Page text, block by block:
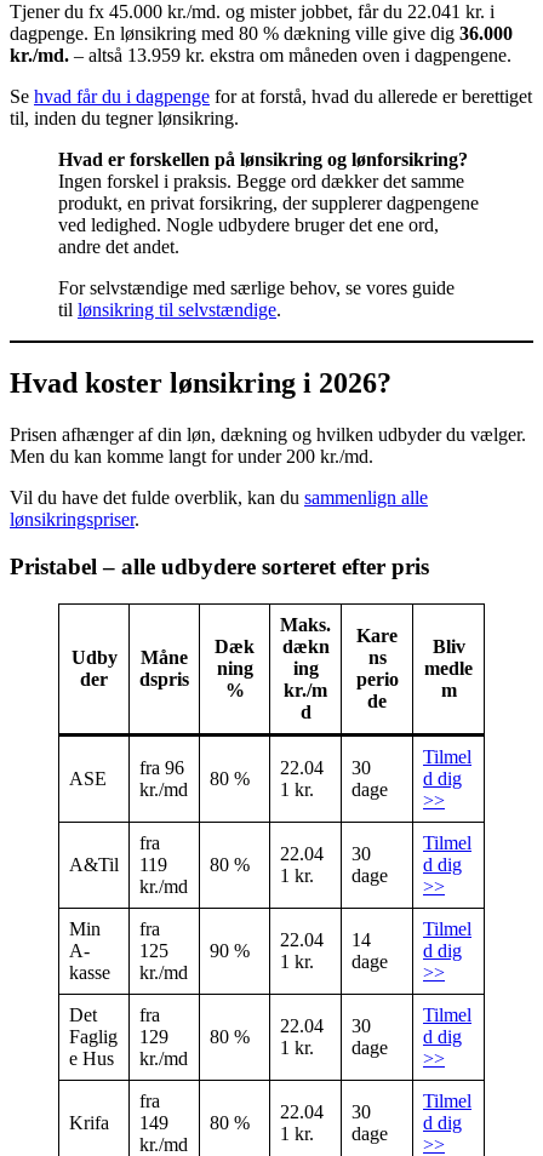
Tjener du fx 45.000 kr./md. og mister jobbet, får du 22.041 kr. i
dagpenge. En lønsikring med 80 % dækning ville give dig 36.000
kr./md. – altså 13.959 kr. ekstra om måneden oven i dagpengene.
Se hvad får du i dagpenge for at forstå, hvad du allerede er berettiget
til, inden du tegner lønsikring.
Hvad er forskellen på lønsikring og lønforsikring?
Ingen forskel i praksis. Begge ord dækker det samme
produkt, en privat forsikring, der supplerer dagpengene
ved ledighed. Nogle udbydere bruger det ene ord,
andre det andet.
For selvstændige med særlige behov, se vores guide
til lønsikring til selvstændige.
Hvad koster lønsikring i 2026?
Prisen afhænger af din løn, dækning og hvilken udbyder du vælger.
Men du kan komme langt for under 200 kr./md.
Vil du have det fulde overblik, kan du sammenlign alle
lønsikringspriser.
Pristabel – alle udbydere sorteret efter pris
Udby
der
Måne
dspris
Dæk
ning
%
Maks.
dækn
ing
kr./m
d
Kare
ns
perio
de
Bliv
medle
m
ASE
fra 96
kr./md
80 %
22.04
1 kr.
30
dage
Tilmel
d dig
>>
A&Til
fra
119
kr./md
80 %
22.04
1 kr.
30
dage
Tilmel
d dig
>>
Min
A-
kasse
fra
125
kr./md
90 %
22.04
1 kr.
14
dage
Tilmel
d dig
>>
Det
Faglig
e Hus
fra
129
kr./md
80 %
22.04
1 kr.
30
dage
Tilmel
d dig
>>
Krifa
fra
149
kr./md
80 %
22.04
1 kr.
30
dage
Tilmel
d dig
>>